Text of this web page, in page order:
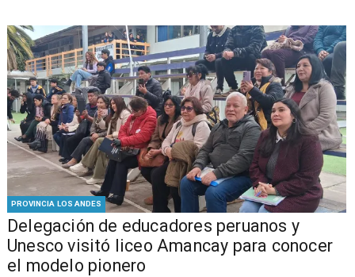
PROVINCIA LOS ANDES
Delegación de educadores peruanos y
Unesco visitó liceo Amancay para conocer
el modelo pionero